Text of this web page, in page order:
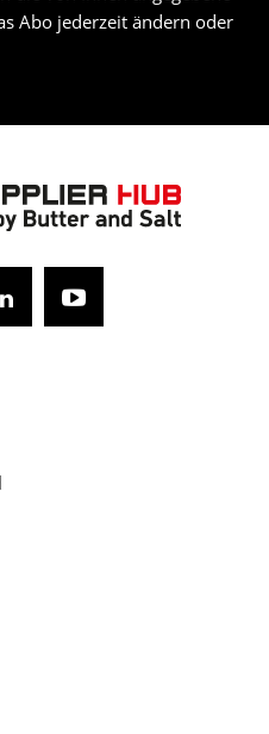
Abo jederzeit ändern oder